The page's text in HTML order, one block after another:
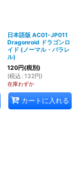
日本語版 AC01-JP011
Dragonroid ドラゴンロ
イド (ノーマル・パラレ
ル)
120円(税別)
(税込 : 132円)
在庫わずか
カートに入れる